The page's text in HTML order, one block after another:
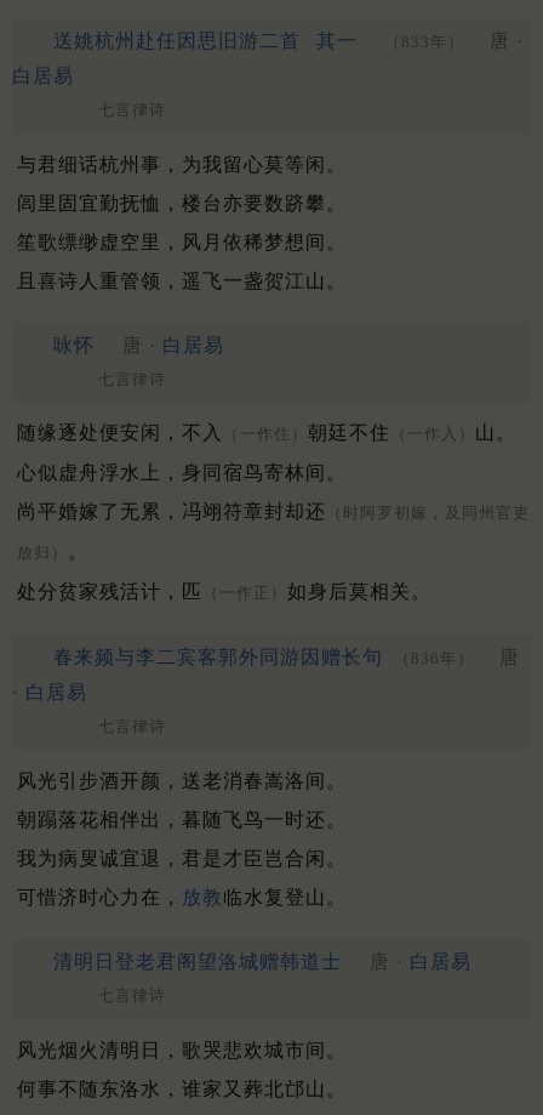
送姚杭州赴任因思旧游二首 其一 （833年）
唐 ·
白居易
七言律诗
与君细话杭州事，为我留心莫等闲。
闾里固宜勤抚恤，楼台亦要数跻攀。
笙歌缥缈虚空里，风月依稀梦想间。
且喜诗人重管领，遥飞一盏贺江山。
咏怀 唐 · 白居易
七言律诗
随缘逐处便安闲，不入 （一作住） 朝廷不住 （一作入） 山。
心似虚舟浮水上，身同宿鸟寄林间。
尚平婚嫁了无累，冯翊符章封却还
（时阿罗初嫁，及同州官吏
放归）
。
处分贫家残活计，匹
（一作正） 如身后莫相关。
春来频与李二宾客郭外同游因赠长句 （836年）
唐
· 白居易
七言律诗
风光引步酒开颜，送老消春嵩洛间。
朝蹋落花相伴出，暮随飞鸟一时还。
我为病叟诚宜退，君是才臣岂合闲。
可惜济时心力在， 放教临水复登山。
清明日登老君阁望洛城赠韩道士 唐 · 白居易
七言律诗
风光烟火清明日，歌哭悲欢城市间。
何事不随东洛水，谁家又葬北邙山。